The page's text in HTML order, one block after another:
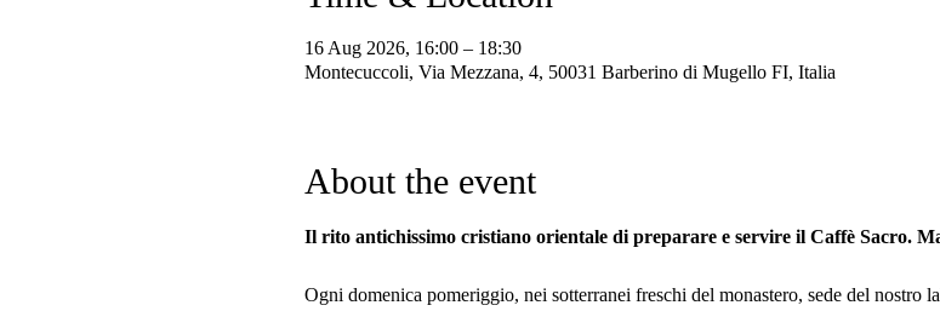
16 Aug 2026, 16:00 – 18:30
Montecuccoli, Via Mezzana, 4, 50031 Barberino di Mugello FI, Italia
About the event
Il rito antichissimo cristiano orientale di preparare e servire il Caffè Sacro.
Ogni domenica pomeriggio, nei sotterranei freschi del monastero, sede del nostro